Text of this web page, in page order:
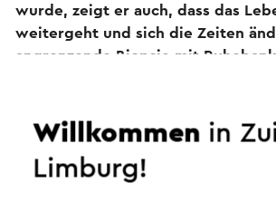
wurde, zeigt er auch, dass das
weitergeht und sich die Zeiten
angrenzende Biopsie mit
Zufriedenheit mit sich und der
Dieser Text wurde mit Hilfe eines Online-
Willkommen in
Limburg!